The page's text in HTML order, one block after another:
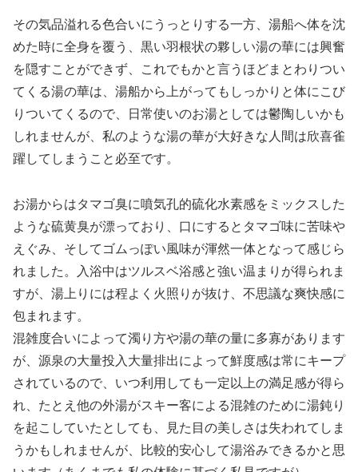
その気品溢れる色合いにうっとりする一方、湯船へ体を沈
めた時に全身を覆う、黒い羽根状の夥しい湯の華には興奮
を隠すことができず、これでもかと言うほどまとわりつい
てくる湯の華は、湯船から上がってもしっかりと体にこび
りついてくるので、日常使いのお湯としては鬱陶しいかも
しれませんが、私のような湯の華が大好きな人間は欣喜雀
躍してしまうこと必至です。
お湯からはタマゴ臭に噴気孔的硫化水素感をミックスした
ような硫黄臭が漂っており、口にするとタマゴ味に苦味や
えぐみ、そしてゴムっぽい風味が渾然一体となって感じら
れました。入浴中はツルスベ浴感と強い温まりが得られま
すが、湯上りには程よく火照りが抜け、不思議な爽快感に
包まれます。
混雑度合いによって濁り方や湯の華の量に多寡があります
が、源泉の大量投入大量排出によって鮮度感は常にキープ
されているので、いつ利用しても一定以上の満足感が得ら
れ、たとえ他の外湯がスキー客による混雑のために湯鈍り
を起こしていたとしても、見た目の美しさは失われてしま
うかもしれませんが、比較的安心して湯浴みできるかと思